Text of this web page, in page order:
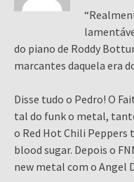
do piano de Roddy
marcantes daquela era
Disse tudo o Pedro! O
tal do funk o metal,
o Red Hot Chili Peppers
blood sugar. Depois o
new metal com o Angel